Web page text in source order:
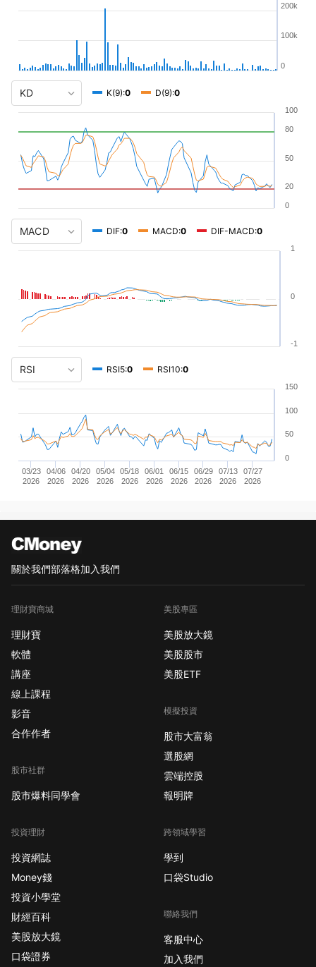
0
100k
200k
K(9):0 D(9):0
0
20
50
80
100
DIF:0 MACD:0 DIF-MACD:0
-1
0
1
RSI5:0 RSI10:0
03/23
2026
04/06
2026
04/20
2026
05/04
2026
05/18
2026
06/01
2026
06/15
2026
06/29
2026
07/13
2026
07/27
2026
0
50
100
150
關於我們部落格加入我們
理財寶商城
理財寶
軟體
講座
線上課程
影音
合作作者
股市社群
股市爆料同學會
投資理財
投資網誌
Money錢
投資小學堂
財經百科
美股放大鏡
口袋證券
美股專區
美股放大鏡
美股股市
美股ETF
模擬投資
股市大富翁
選股網
雲端控股
報明牌
跨領域學習
學到
口袋Studio
聯絡我們
客服中心
加入我們